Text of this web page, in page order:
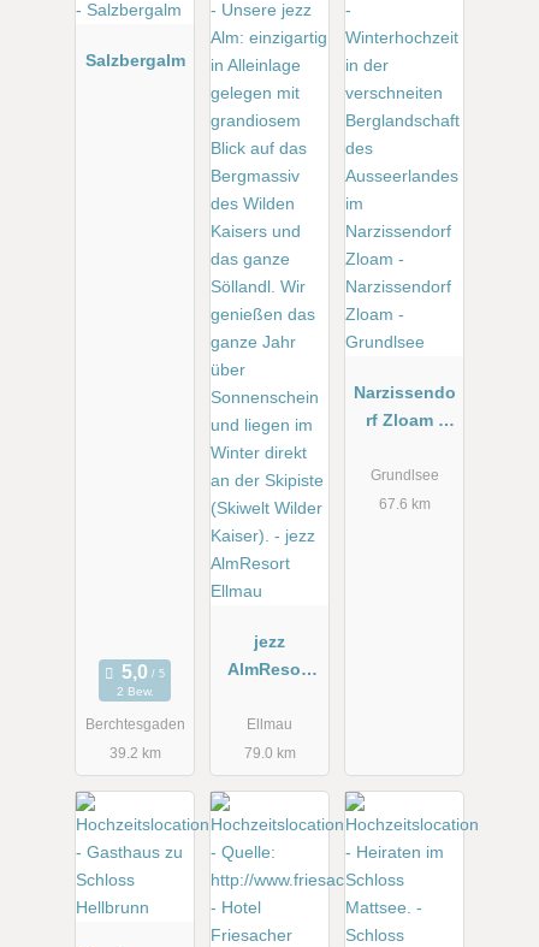
Salzbergalm
2 Bew.
Berchtesgaden
39.2 km
jezz
AlmResort
Ellmau
79.0 km
Narzissendo
rf Zloam -
Grundlsee
67.6 km